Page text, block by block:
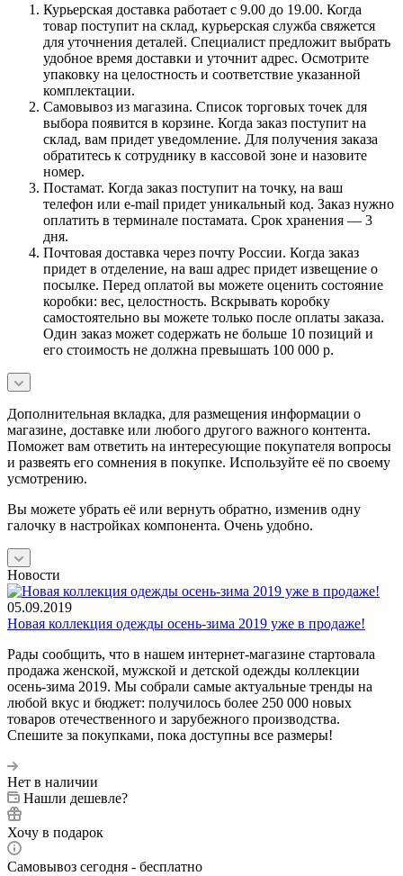
Курьерская доставка работает с 9.00 до 19.00. Когда
товар поступит на склад, курьерская служба свяжется
для уточнения деталей. Специалист предложит выбрать
удобное время доставки и уточнит адрес. Осмотрите
упаковку на целостность и соответствие указанной
комплектации.
Самовывоз из магазина. Список торговых точек для
выбора появится в корзине. Когда заказ поступит на
склад, вам придет уведомление. Для получения заказа
обратитесь к сотруднику в кассовой зоне и назовите
номер.
Постамат. Когда заказ поступит на точку, на ваш
телефон или e-mail придет уникальный код. Заказ нужно
оплатить в терминале постамата. Срок хранения — 3
дня.
Почтовая доставка через почту России. Когда заказ
придет в отделение, на ваш адрес придет извещение о
посылке. Перед оплатой вы можете оценить состояние
коробки: вес, целостность. Вскрывать коробку
самостоятельно вы можете только после оплаты заказа.
Один заказ может содержать не больше 10 позиций и
его стоимость не должна превышать 100 000 р.
Дополнительная вкладка, для размещения информации о
магазине, доставке или любого другого важного контента.
Поможет вам ответить на интересующие покупателя вопросы
и развеять его сомнения в покупке. Используйте её по своему
усмотрению.
Вы можете убрать её или вернуть обратно, изменив одну
галочку в настройках компонента. Очень удобно.
Новости
05.09.2019
Новая коллекция одежды осень-зима 2019 уже в продаже!
Рады сообщить, что в нашем интернет-магазине стартовала
продажа женской, мужской и детской одежды коллекции
осень-зима 2019. Мы собрали самые актуальные тренды на
любой вкус и бюджет: получилось более 250 000 новых
товаров отечественного и зарубежного производства.
Спешите за покупками, пока доступны все размеры!
Нет в наличии
Нашли дешевле?
Хочу в подарок
Самовывоз сегодня - бесплатно